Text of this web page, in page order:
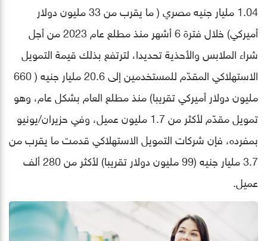
1.04 مليار جنيه مصري ( ما يقرب من 33 مليون دولار
أميركي) خلال فترة 6 أشهر منذ مطلع عام 2023 من أجل
شراء الملابس والأحذية تحديدا، لترتفع بذلك قيمة التمويل
الاستهلاكي المقدّم للمستخدمين إلى 20.6 مليار جنيه ( 660
مليون دولار أميركي تقريبا) منذ مطلع العام بشكل عام، وهو
تمويل مقدّم لأكثر من 1.7 مليون عميل، وفي حزيران/يونيو
بمفرده، فإن شركات التمويل الاستهلاكي قدمت ما يقرب من
3.7 مليار جنيه (99 مليون دولار تقريبا) لأكثر من 280 ألف
عميل.